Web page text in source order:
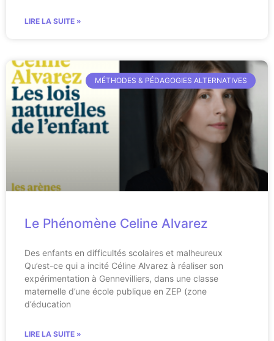
LIRE LA SUITE »
MÉTHODES & PÉDAGOGIES ALTERNATIVES
Le Phénomène Celine Alvarez
Des enfants en difficultés scolaires et malheureux
Qu’est-ce qui a incité Céline Alvarez à réaliser son
expérimentation à Gennevilliers, dans une classe
maternelle d’une école publique en ZEP (zone
d’éducation
LIRE LA SUITE »